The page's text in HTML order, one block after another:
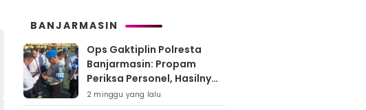
Radikal!
BANJARMASIN
Ops Gaktiplin Polresta
Banjarmasin: Propam
Periksa Personel, Hasilnya
Nihil Pelanggaran
2 minggu yang lalu